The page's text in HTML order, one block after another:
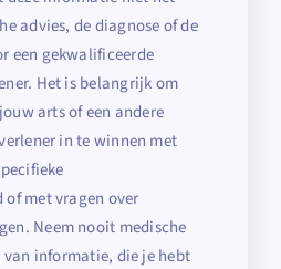
advies, de diagnose of de
een gekwalificeerde
Het is belangrijk om
arts of een andere
in te winnen met
of met vragen over
Neem nooit medische
van informatie, die je hebt